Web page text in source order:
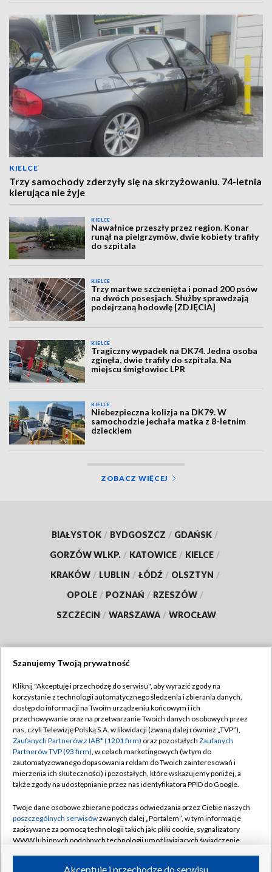
KIELCE
Trzy samochody zderzyły się na skrzyżowaniu. 74-letnia
kierująca nie żyje
KIELCE
Nawałnice przeszły przez region. Konar
runął na pielgrzymów, dwie kobiety trafiły
do szpitala
KIELCE
Trzy martwe szczenięta i ponad 200 psów
na dwóch posesjach. Służby sprawdzają
podejrzaną hodowlę [ZDJĘCIA]
KIELCE
Tragiczny wypadek na DK74. Jedna osoba
zginęła, dwie trafiły do szpitala. Na
miejscu śmigłowiec LPR
KIELCE
Niebezpieczna kolizja na DK79. W
samochodzie jechała matka z 8-letnim
dzieckiem
ZOBACZ WIĘCEJ
BIAŁYSTOK / BYDGOSZCZ / GDAŃSK /
GORZÓW WLKP. / KATOWICE / KIELCE /
KRAKÓW / LUBLIN / ŁÓDŹ / OLSZTYN /
OPOLE / POZNAŃ / RZESZÓW /
SZCZECIN / WARSZAWA / WROCŁAW
TVP
Abonament TVP
Emisja w TVP
Centrum informacji TVP
Naziemna Telewizja Cyfrowa
Rada Programowa
System NOS
Informacje o nadawcy
Regulamin TVP
Polityka prywatności
Moje zgody
Pomoc
Kontakt
Kanały
Szanujemy Twoją prywatność
Kliknij "Akceptuję i przechodzę do serwisu", aby wyrazić zgody na
korzystanie z technologii automatycznego śledzenia i zbierania danych,
dostęp do informacji na Twoim urządzeniu końcowym i ich
przechowywanie oraz na przetwarzanie Twoich danych osobowych przez
nas, czyli Telewizję Polską S.A. w likwidacji (zwaną dalej również „TVP”),
Zaufanych Partnerów z IAB* (1201 firm) oraz pozostałych Zaufanych
Partnerów TVP (93 firm), w celach marketingowych (w tym do
zautomatyzowanego dopasowania reklam do Twoich zainteresowań i
mierzenia ich skuteczności) i pozostałych, które wskazujemy poniżej, a
także zgody na udostępnianie przez nas identyfikatora PPID do Google.
Twoje dane osobowe zbierane podczas odwiedzania przez Ciebie naszych
poszczególnych serwisówzwanych dalej „Portalem”, w tym informacje
zapisywane za pomocą technologii takich jak: pliki cookie, sygnalizatory
WWW lub innych podobnych technologii umożliwiających świadczenie
Akceptuję i przechodzę do serwisu